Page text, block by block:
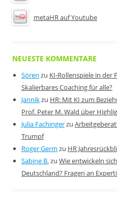
metaHR auf Youtube
NEUESTE KOMMENTARE
Sören zu KI-Rollenspiele in der
Skalierbares Coaching für alle?
Jannikzu HR: Mit KI zum
Prof. Peter M. Wald über
Julia Fachingerzu
Trumpf
Roger Germ zu HR
Sabine B.zu Wie entwickeln
Deutschland? Fragen an